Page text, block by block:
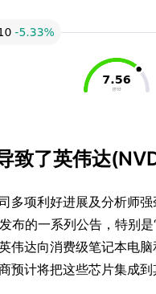
致了英伟达
多项利好进展及分析师
的一系列公告，特别
伟达向消费级笔记本电
预计将把这些芯片集成